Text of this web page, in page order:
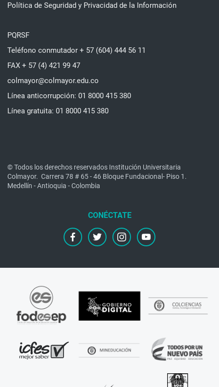
Política de Seguridad y Privacidad de la Información
PQRSF
Teléfono conmutador + 57 (604) 444 56 11
FAX + 57 (4) 421 99 47
colmayor@colmayor.edu.co
Línea anticorrupción: 01 8000 415 380
Línea gratuita: 01 8000 415 380
© Todos los derechos reservados Institución Universitaria
Colmayor. Carrera 78 # 65 - 46 Bloque Fundacional- Piso 1.
Medellín - Antioquia - Colombia